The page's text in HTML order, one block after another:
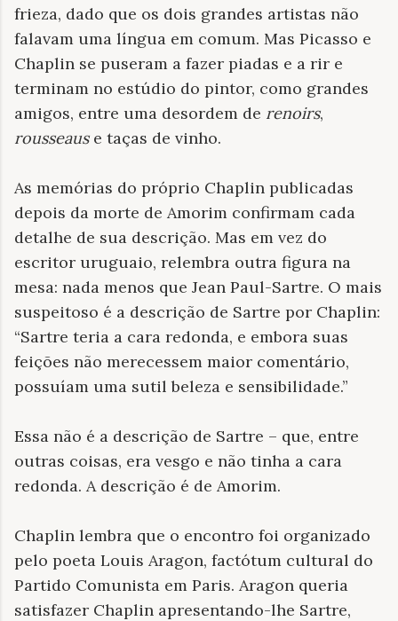
frieza, dado que os dois grandes artistas não
falavam uma língua em comum. Mas Picasso e
Chaplin se puseram a fazer piadas e a rir e
terminam no estúdio do pintor, como grandes
amigos, entre uma desordem de renoirs,
rousseause taças de vinho.
As memórias do próprio Chaplin publicadas
depois da morte de Amorim confirmam cada
detalhe de sua descrição. Mas em vez do
escritor uruguaio, relembra outra figura na
mesa: nada menos que Jean Paul-Sartre. O mais
suspeitoso é a descrição de Sartre por Chaplin:
“Sartre teria a cara redonda, e embora suas
feições não merecessem maior comentário,
possuíam uma sutil beleza e sensibilidade.”
Essa não é a descrição de Sartre – que, entre
outras coisas, era vesgo e não tinha a cara
redonda. A descrição é de Amorim.
Chaplin lembra que o encontro foi organizado
pelo poeta Louis Aragon, factótum cultural do
Partido Comunista em Paris. Aragon queria
satisfazer Chaplin apresentando-lhe Sartre,